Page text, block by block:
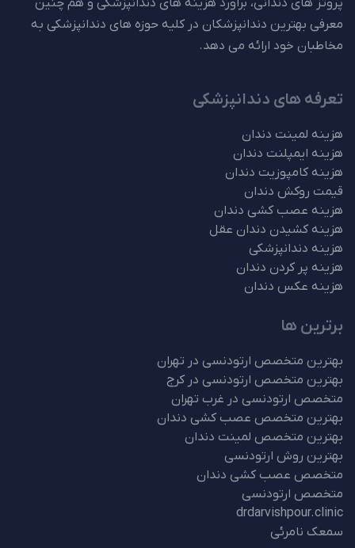
پروتز های دندانی، برآورد هزینه های دندانپزشکی و هم چنین
معرفی بهترین دندانپزشکان در کلیه حوزه های دندانپزشکی به
مخاطبان خود ارائه می دهد.
تعرفه های دندانپزشکی
هزینه لمینت دندان
هزینه ایمپلنت دندان
هزینه کامپوزیت دندان
قیمت روکش دندان
هزینه عصب کشی دندان
هزینه کشیدن دندان عقل
هزینه دندانپزشکی
هزینه پر کردن دندان
هزینه عکس دندان
برترین ها
بهترین متخصص ارتودنسی در تهران
بهترین متخصص ارتودنسی در کرج
متخصص ارتودنسی در غرب تهران
بهترین متخصص عصب کشی دندان
بهترین متخصص لمینت دندان
بهترین روش ارتودنسی
متخصص عصب کشی دندان
متخصص ارتودنسی
drdarvishpour.clinic
سمعک نامرئی